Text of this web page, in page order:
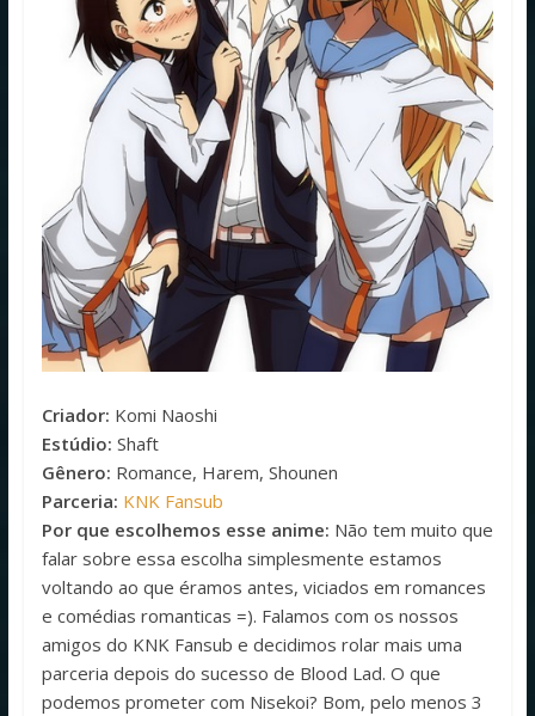
Criador: Komi Naoshi
Estúdio: Shaft
Gênero: Romance, Harem, Shounen
Parceria: KNK Fansub
Por que escolhemos esse anime: Não tem muito que
falar sobre essa escolha simplesmente estamos
voltando ao que éramos antes, viciados em romances
e comédias romanticas =). Falamos com os nossos
amigos do KNK Fansub e decidimos rolar mais uma
parceria depois do sucesso de Blood Lad. O que
podemos prometer com Nisekoi? Bom, pelo menos 3